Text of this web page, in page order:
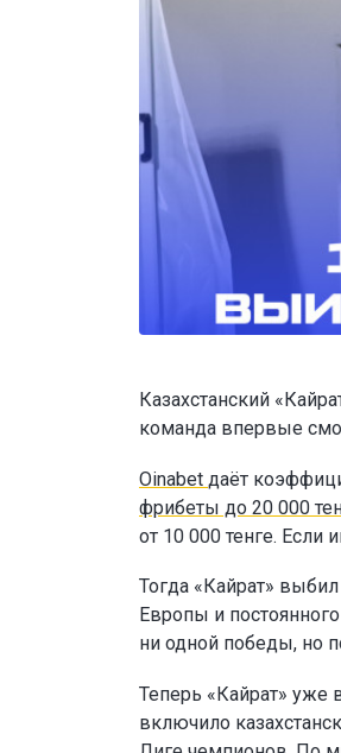
Казахстанский
команда впервые
Oinabet даёт
фрибеты до 20 000
от 10 000 тенге.
Тогда «Кайрат»
Европы и
ни одной победы, но
Теперь «Кайрат» уже
включило